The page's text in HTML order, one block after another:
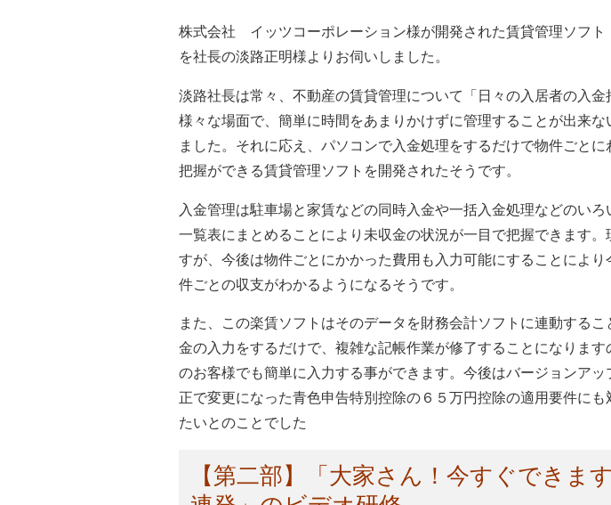
株式会社 イッツコーポレーション様が開発された賃貸管理ソフト
を社長の淡路正明様よりお伺いしました。
淡路社長は常々、不動産の賃貸管理について「日々の入居者の入
様々な場面で、簡単に時間をあまりかけずに管理することが出来な
ました。それに応え、パソコンで入金処理をするだけで物件ごと
把握ができる賃貸管理ソフトを開発されたそうです。
入金管理は駐車場と家賃などの同時入金や一括入金処理などのいろ
一覧表にまとめることにより未収金の状況が一目で把握できます
すが、今後は物件ごとにかかった費用も入力可能にすることによ
件ごとの収支がわかるようになるそうです。
また、この楽賃ソフトはそのデータを財務会計ソフトに連動する
金の入力をするだけで、複雑な記帳作業が修了することになります
のお客様でも簡単に入力する事ができます。今後はバージョンア
正で変更になった青色申告特別控除の６５万円控除の適用要件にも
たいとのことでした
【第二部】「大家さん！今すぐできま